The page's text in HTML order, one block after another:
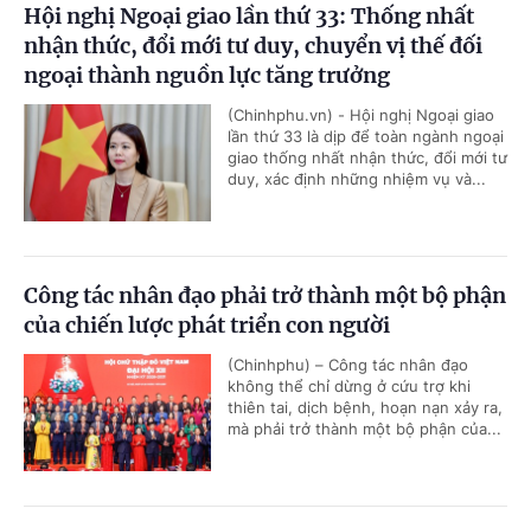
Hội nghị Ngoại giao lần thứ 33: Thống nhất
nhận thức, đổi mới tư duy, chuyển vị thế đối
ngoại thành nguồn lực tăng trưởng
(Chinhphu.vn) - Hội nghị Ngoại giao
lần thứ 33 là dịp để toàn ngành ngoại
giao thống nhất nhận thức, đổi mới tư
duy, xác định những nhiệm vụ và...
Công tác nhân đạo phải trở thành một bộ phận
của chiến lược phát triển con người
(Chinhphu) – Công tác nhân đạo
không thể chỉ dừng ở cứu trợ khi
thiên tai, dịch bệnh, hoạn nạn xảy ra,
mà phải trở thành một bộ phận của...